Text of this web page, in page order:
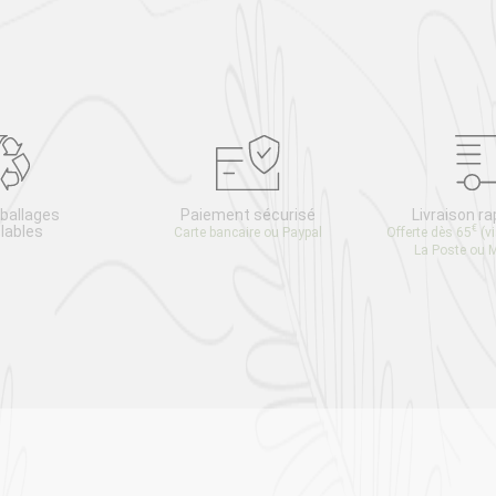
Paiement sécurisé
Carte bancaire ou Paypal
Livraison
Offerte dès 65€
La Poste ou